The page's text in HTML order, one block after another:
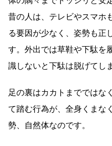
昔の人は、テレビやスマホ
る要因が少なく、姿勢も正
す。外出では草鞋や下駄を
識しないと下駄は脱げてし
足の裏はカカトまでではな
て踏む行為が、全身くまな
勢、自然体なのです。